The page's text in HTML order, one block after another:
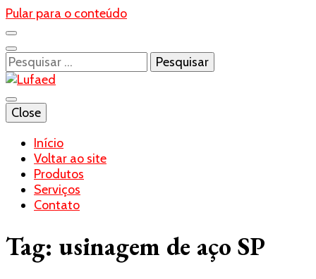
Pular para o conteúdo
Pesquisar
por:
Lufaed
Blog- Lufaed
Close
Início
Voltar ao site
Produtos
Serviços
Contato
Tag: usinagem de aço SP